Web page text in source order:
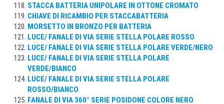
STACCA BATTERIA UNIPOLARE IN OTTONE CROMATO
CHIAVE DI RICAMBIO PER STACCABATTERIA
MORSETTO IN BRONZO PER BATTERIA
LUCE/ FANALE DI VIA SERIE STELLA POLARE ROSSO
LUCE/ FANALE DI VIA SERIE STELLA POLARE VERDE/NERO
LUCE/ FANALE DI VIA SERIE STELLA POLARE
VERDE/BIANCO
LUCE/ FANALE DI VIA SERIE STELLA POLARE
ROSSO/BIANCO
FANALE DI VIA 360° SERIE POSIDONE COLORE NERO